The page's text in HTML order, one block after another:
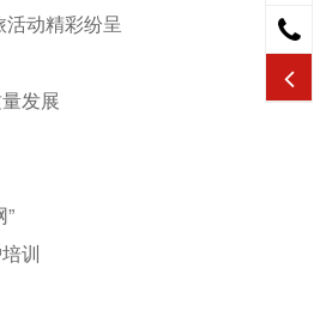
活动精彩纷呈
发展
训